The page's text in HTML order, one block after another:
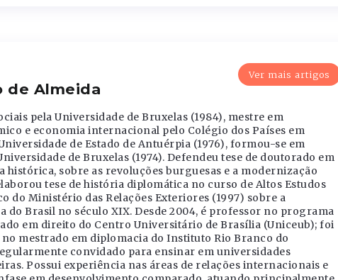
Ver mais artigos
de Almeida
pela Universidade de Bruxelas (1984), mestre em
e economia internacional pelo Colégio dos Países em
de Estado de Antuérpia (1976), formou-se em
de Bruxelas (1974). Defendeu tese de doutorado em
histórica, sobre as revoluções burguesas e a modernização
tese de história diplomática no curso de Altos Estudos
do Ministério das Relações Exteriores (1997) sobre a
do Brasil no século XIX. Desde 2004, é professor no programa
em direito do Centro Universitário de Brasília (Uniceub); foi
mestrado em diplomacia do Instituto Rio Branco do
convidado para ensinar em universidades
Possui experiência nas áreas de relações internacionais e